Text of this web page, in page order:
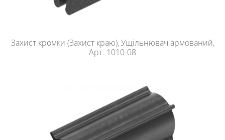
Захист кромки (Захист краю), Ущільнювач армований,
Арт. 1010-08